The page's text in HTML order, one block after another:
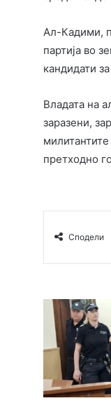
Ал-Кадими,
партија во
кандидати
Владата на
заразени,
претходно
Сподели